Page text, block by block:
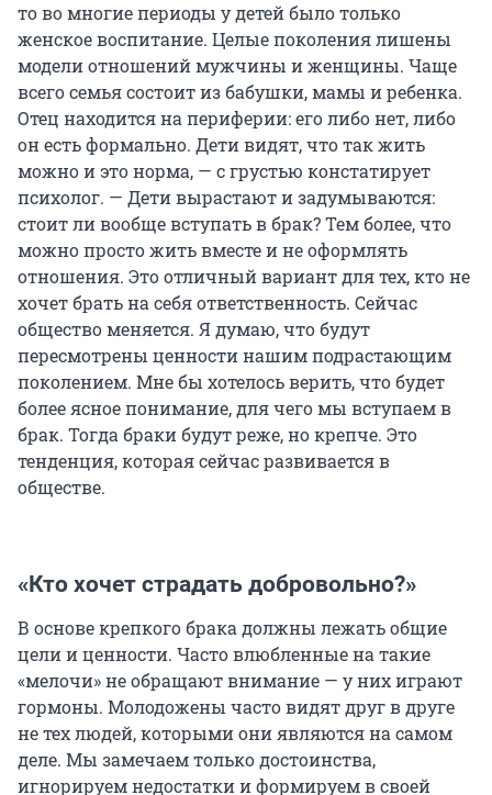
то во многие периоды у детей было только
женское воспитание. Целые поколения лишены
модели отношений мужчины и женщины. Чаще
всего семья состоит из бабушки, мамы и ребенка.
Отец находится на периферии: его либо нет, либо
он есть формально. Дети видят, что так жить
можно и это норма, — с грустью констатирует
психолог. — Дети вырастают и задумываются:
стоит ли вообще вступать в брак? Тем более, что
можно просто жить вместе и не оформлять
отношения. Это отличный вариант для тех, кто не
хочет брать на себя ответственность. Сейчас
общество меняется. Я думаю, что будут
пересмотрены ценности нашим подрастающим
поколением. Мне бы хотелось верить, что будет
более ясное понимание, для чего мы вступаем в
брак. Тогда браки будут реже, но крепче. Это
тенденция, которая сейчас развивается в
обществе.
«Кто хочет страдать добровольно?»
В основе крепкого брака должны лежать общие
цели и ценности. Часто влюбленные на такие
«мелочи» не обращают внимание — у них играют
гормоны. Молодожены часто видят друг в друге
не тех людей, которыми они являются на самом
деле. Мы замечаем только достоинства,
игнорируем недостатки и формируем в своей